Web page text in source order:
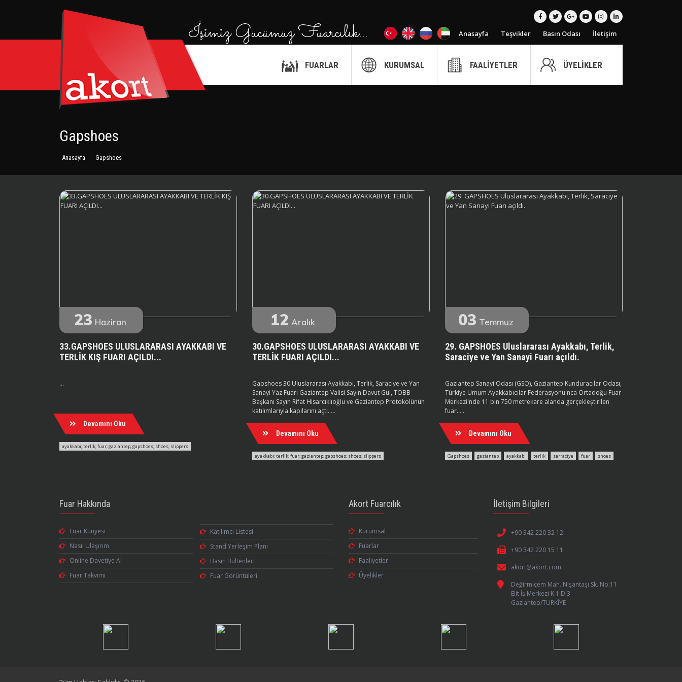
İşimiz Gücümüz Fuarcılık... Anasayfa Teşvikler Basın Odası İletişim
FUARLAR KURUMSAL FAALİYETLER ÜYELİKLER
Gapshoes
Anasayfa Gapshoes
23 Haziran
33.GAPSHOES ULUSLARARASI AYAKKABI VE
TERLİK KIŞ FUARI AÇILDI...
...
Devamını Oku
ayakkabı; terlik; fuar; gaziantep; gapshoes; shoes; slippers
12 Aralık
30.GAPSHOES ULUSLARARASI AYAKKABI VE
TERLİK FUARI AÇILDI...
Gapshoes 30.Uluslararası Ayakkabı, Terlik, Saraciye ve Yan
Sanayi Yaz Fuarı Gaziantep Valisi Sayın Davut Gül, TOBB
Başkanı Sayın Rifat Hisarcıklıoğlu ve Gaziantep Protokolünün
katılımlarıyla kapılarını açtı. ...
Devamını Oku
ayakkabı; terlik; fuar; gaziantep; gapshoes; shoes; slippers
03 Temmuz
29. GAPSHOES Uluslararası Ayakkabı, Terlik,
Saraciye ve Yan Sanayi Fuarı açıldı.
Gaziantep Sanayi Odası (GSO), Gaziantep Kunduracılar Odası,
Türkiye Umum Ayakkabıcılar Federasyonu'nca Ortadoğu Fuar
Merkezi'nde 11 bin 750 metrekare alanda gerçekleştirilen
fuar......
Devamını Oku
Gapshoes gaziantep ayakkabı terlik sarraciye fuar shoes
Fuar Hakkında
Fuar Künyesi
Nasıl Ulaşırım
Online Davetiye Al
Fuar Takvimi
Katılımcı Listesi
Stand Yerleşim Planı
Basın Bültenleri
Fuar Görüntüleri
Akort Fuarcılık
Kurumsal
Fuarlar
Faaliyetler
Üyelikler
İletişim Bilgileri
+90 342 220 32 12
+90 342 220 15 11
akort@akort.com
Değirmiçem Mah. Nişantaşı Sk. No:11
Elit İş Merkezi K:1 D:3
Gaziantep/TÜRKİYE